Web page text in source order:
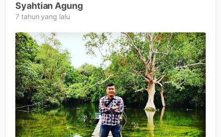
Syahtian Agung
7 tahun yang lalu